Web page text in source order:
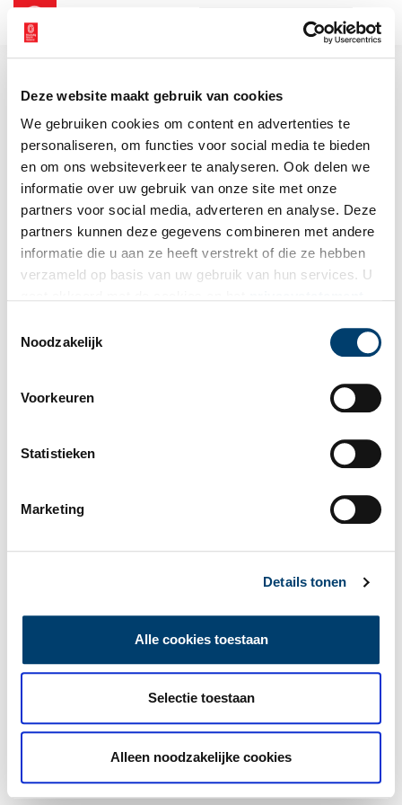
Deze website maakt gebruik van cookies
We gebruiken cookies om content en advertenties te
personaliseren, om functies voor social media te bieden
en om ons websiteverkeer te analyseren. Ook delen we
informatie over uw gebruik van onze site met onze
partners voor social media, adverteren en analyse. Deze
partners kunnen deze gegevens combineren met andere
informatie die u aan ze heeft verstrekt of die ze hebben
verzameld op basis van uw gebruik van hun services. U
Noodzakelijk
Voorkeuren
Statistieken
Marketing
Details tonen
Alle cookies toestaan
Selectie toestaan
Alleen noodzakelijke cookies